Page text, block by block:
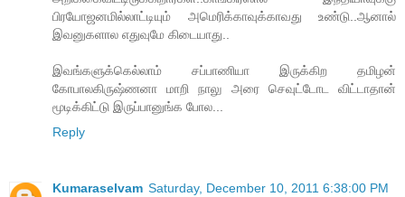
பிரயோஜனமில்லாட்டியும் அமெரிக்காவுக்காவது உண்டு..ஆனால்
இவனுகளால எதுவுமே கிடையாது..
இவங்களுக்கெல்லாம் சப்பாணியா இருக்கிற தமிழன்
கோபாலகிருஷ்ணனா மாறி நாலு அரை செவுட்டோட விட்டாதான்
மூடிக்கிட்டு இருப்பானுங்க போல...
Reply
Kumaraselvam Saturday, December 10, 2011 6:38:00 PM